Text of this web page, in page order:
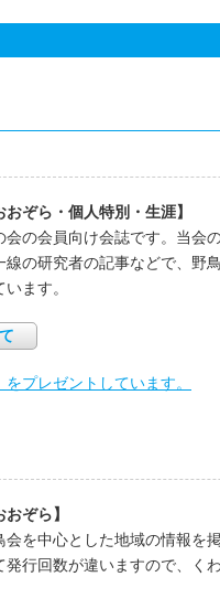
おぞら・個人特別・生涯】
会の会員向け会誌です。当会
線の研究者の記事などで、野
ます。
プレゼントしています。
ぞら】
会を中心とした地域の情報を
発行回数が違いますので、く